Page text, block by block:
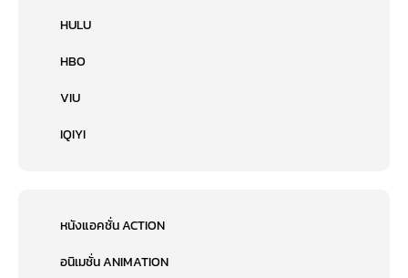
HULU
HBO
VIU
IQIYI
หนังแอคชั่น ACTION
อนิเมชั่น ANIMATION